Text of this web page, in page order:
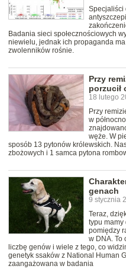
Specjaliści
Badania sieci społecznościowych
niewielu, jednak ich propaganda
zwolenników rośnie.
Przy
porzucił
18 lutego
Przy
w
węże. W
sposób 13 pytonów królewskich.
zbożowych i 1 samca pytona
genach
9 stycznia
Teraz,
typu mamy
pomiędzy
w DNA. To
liczbę genów i wiele z tego, co
genetyk ssaków z National Human
zaangażowana w badania